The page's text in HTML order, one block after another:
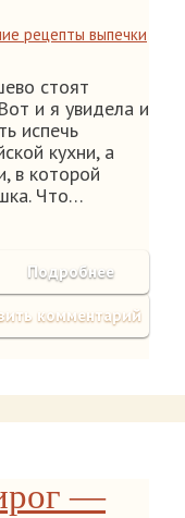
рецепты выпечки
стоят
и я увидела и
испечь
кухни, а
в которой
Что…
Подробнее
комментарий
—